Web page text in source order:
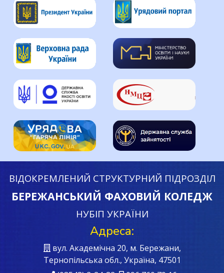
ВІДОКРЕМЛЕНИЙ СТРУКТУРНИЙ ПІДРОЗДІЛ
БЕРЕЖАНСЬКИЙ ФАХОВИЙ КОЛЕДЖ
НУБІП УКРАЇНИ
Адреса:
вул. Академічна 20, м. Бережани,
Тернопільська обл., Україна, 47501